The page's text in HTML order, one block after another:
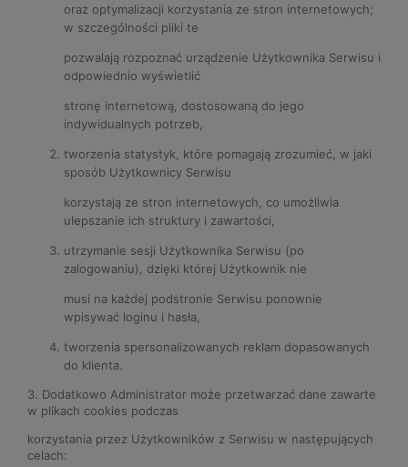
oraz optymalizacji korzystania ze stron internetowych;
w szczególności pliki te
pozwalają rozpoznać urządzenie Użytkownika Serwisu i
odpowiednio wyświetlić
stronę internetową, dostosowaną do jego
indywidualnych potrzeb,
tworzenia statystyk, które pomagają zrozumieć, w jaki
sposób Użytkownicy Serwisu
korzystają ze stron internetowych, co umożliwia
ulepszanie ich struktury i zawartości,
utrzymanie sesji Użytkownika Serwisu (po
zalogowaniu), dzięki której Użytkownik nie
musi na każdej podstronie Serwisu ponownie
wpisywać loginu i hasła,
tworzenia spersonalizowanych reklam dopasowanych
do klienta.
3. Dodatkowo Administrator może przetwarzać dane zawarte
w plikach cookies podczas
korzystania przez Użytkowników z Serwisu w następujących
celach: